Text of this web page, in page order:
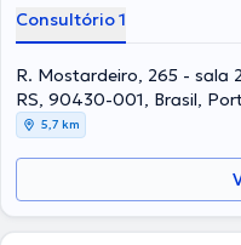
Consultório 1
R. Mostardeiro, 265 - sala
RS, 90430-001, Brasil,
5,7 km